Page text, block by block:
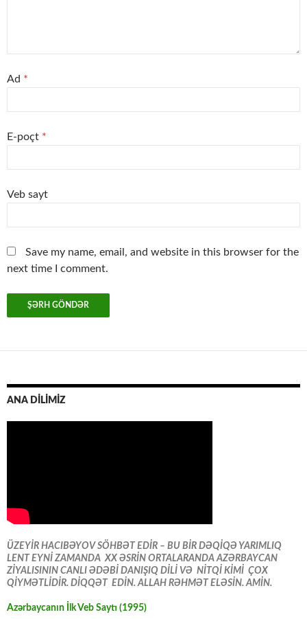
Ad *
E-poçt *
Veb sayt
Save my name, email, and website in this browser for the
next time I comment.
ANA DİLİMİZ
ÜZEYİR HACIBƏYOV SÖHBƏT EDİR – BU BİR DƏQİQƏ YARIMLIQ
LENT EYNİ ZAMANDA XX ƏSRİN ORTALARANDA AZƏRBAYCAN
ZİYALISININ CANLI ƏDƏBİ DANIŞIQ DİLİ VƏ NİTQİ KİMİ ÇOX
QİYMƏTLİDİR. DİQQƏT EDİN. ALLAH RƏHMƏT ELƏSİN. AMİN.
Azərbaycanın İlk Veb Saytı (1995)